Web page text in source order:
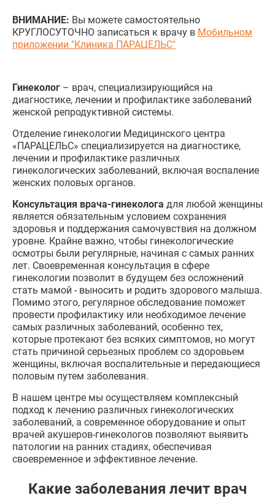
ВНИМАНИЕ: Вы можете самостоятельно
КРУГЛОСУТОЧНО записаться к врачу в Мобильном
приложении "Клиника ПАРАЦЕЛЬС"
Гинеколог – врач, специализирующийся на
диагностике, лечении и профилактике заболеваний
женской репродуктивной системы.
Отделение гинекологии Медицинского центра
«ПАРАЦЕЛЬС» специализируется на диагностике,
лечении и профилактике различных
гинекологических заболеваний, включая воспаление
женских половых органов.
Консультация врача-гинеколога для любой женщины
является обязательным условием сохранения
здоровья и поддержания самочувствия на должном
уровне. Крайне важно, чтобы гинекологические
осмотры были регулярные, начиная с самых ранних
лет. Своевременная консультация в сфере
гинекологии позволит в будущем без осложнений
стать мамой - выносить и родить здорового малыша.
Помимо этого, регулярное обследование поможет
провести профилактику или необходимое лечение
самых различных заболеваний, особенно тех,
которые протекают без всяких симптомов, но могут
стать причиной серьезных проблем со здоровьем
женщины, включая воспалительные и передающиеся
половым путем заболевания.
В нашем центре мы осуществляем комплексный
подход к лечению различных гинекологических
заболеваний, а современное оборудование и опыт
врачей акушеров-гинекологов позволяют выявить
патологии на ранних стадиях, обеспечивая
своевременное и эффективное лечение.
Какие заболевания лечит врач